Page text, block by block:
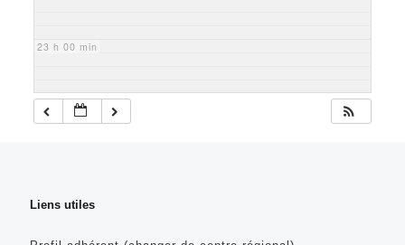
23 h 00 min
Liens utiles